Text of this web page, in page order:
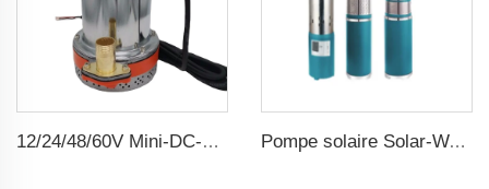
12/24/48/60V Mini-DC-Solar-Tauchbürstenwasserpumpe Pompe solaire Solar-Wasserpumpe